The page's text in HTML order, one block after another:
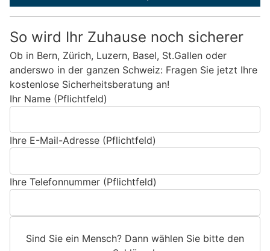
So wird Ihr Zuhause noch sicherer
Ob in Bern, Zürich, Luzern, Basel, St.Gallen oder
anderswo in der ganzen Schweiz: Fragen Sie jetzt Ihre
kostenlose Sicherheitsberatung an!
Ihr Name (Pflichtfeld)
Ihre E-Mail-Adresse (Pflichtfeld)
Ihre Telefonnummer (Pflichtfeld)
Sind Sie ein Mensch? Dann wählen Sie bitte den